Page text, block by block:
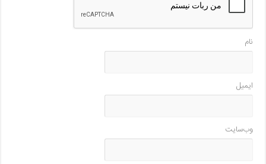
نام
ایمیل
وب‌سایت